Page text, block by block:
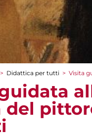
> Didattica per tutti > Visita
del